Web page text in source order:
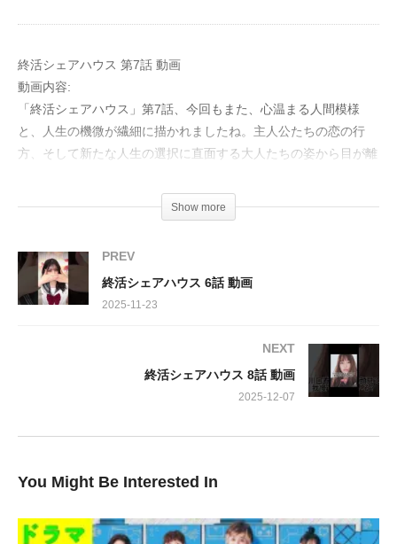
終活シェアハウス 第7話 動画
動画内容:
「終活シェアハウス」第7話、今回もまた、心温まる人間模様
と、人生の機微が繊細に描かれましたね。主人公たちの恋の行
方、そして新たな人生の選択に直面する大人たちの姿から目が離
翔太と美果の関係は、いよいよ本格的な進展を見せ始めました。
で新婚夫婦のような甘い妄想が垣間見え、見ているこちらも思わ
ず胸が高鳴ります。若い二人のピュアな感情が、物語に爽やかな
風を吹き込んでいます。
一方で、人生のベテランたちは、それぞれの「終活」に向き合い
ます。歌子は、創作おせち料理に情熱を注ぎ、食を通して人生を
豊かにする喜びを私たちに教えてくれます。そのひたむきな姿
が共に歩む未来のために、厚子は部屋探しに奔走しますが、高齢
者も多いのではないでしょうか。社会の厳しさと、それでも前向
Show more
PREV
終活シェアハウス 6話 動画
2025-11-23
NEXT
終活シェアハウス 8話 動画
2025-12-07
You Might Be Interested In